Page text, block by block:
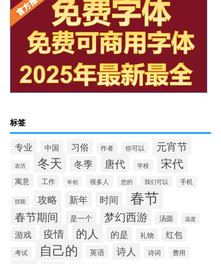
标签
专业 中国 习俗 作者 你可以 元宵节
农历 冬天 冬季 唐代 学校 宋代
寓意 工作 年初 很多人 您的 我们可以 手机
技能 攻略 新年 时间 春节
春节期间 是一个 梦幻西游 汤圆 温度
游戏 疫情 的人 的是 礼物 红包
考试 自己的 英语 诗人 诗词 费用